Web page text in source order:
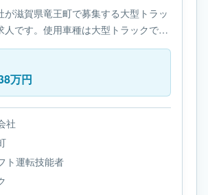
が滋賀県竜王町で募集する大型トラッ
人です。使用車種は大型トラックで
フォークリフト運転技能者です。
万円
社
ト運転技能者